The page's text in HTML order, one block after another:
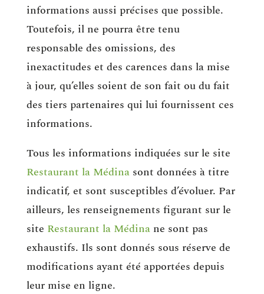
informations aussi précises que possible.
Toutefois, il ne pourra être tenu
responsable des omissions, des
inexactitudes et des carences dans la mise
à jour, qu’elles soient de son fait ou du fait
des tiers partenaires qui lui fournissent ces
informations.
Tous les informations indiquées sur le site
Restaurant la Médinasont données à titre
indicatif, et sont susceptibles d’évoluer. Par
ailleurs, les renseignements figurant sur le
site Restaurant la Médinane sont pas
exhaustifs. Ils sont donnés sous réserve de
modifications ayant été apportées depuis
leur mise en ligne.